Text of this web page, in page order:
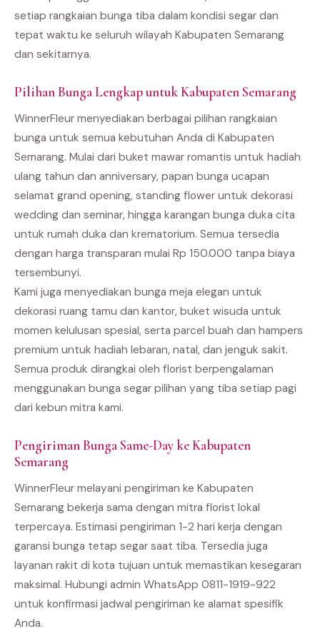
setiap rangkaian bunga tiba dalam kondisi segar dan
tepat waktu ke seluruh wilayah Kabupaten Semarang
dan sekitarnya.
Pilihan Bunga Lengkap untuk Kabupaten Semarang
WinnerFleur menyediakan berbagai pilihan rangkaian
bunga untuk semua kebutuhan Anda di Kabupaten
Semarang. Mulai dari buket mawar romantis untuk hadiah
ulang tahun dan anniversary, papan bunga ucapan
selamat grand opening, standing flower untuk dekorasi
wedding dan seminar, hingga karangan bunga duka cita
untuk rumah duka dan krematorium. Semua tersedia
dengan harga transparan mulai Rp 150.000 tanpa biaya
tersembunyi.
Kami juga menyediakan bunga meja elegan untuk
dekorasi ruang tamu dan kantor, buket wisuda untuk
momen kelulusan spesial, serta parcel buah dan hampers
premium untuk hadiah lebaran, natal, dan jenguk sakit.
Semua produk dirangkai oleh florist berpengalaman
menggunakan bunga segar pilihan yang tiba setiap pagi
dari kebun mitra kami.
Pengiriman Bunga Same-Day ke Kabupaten
Semarang
WinnerFleur melayani pengiriman ke Kabupaten
Semarang bekerja sama dengan mitra florist lokal
terpercaya. Estimasi pengiriman 1-2 hari kerja dengan
garansi bunga tetap segar saat tiba. Tersedia juga
layanan rakit di kota tujuan untuk memastikan kesegaran
maksimal. Hubungi admin WhatsApp 0811-1919-922
untuk konfirmasi jadwal pengiriman ke alamat spesifik
Anda.